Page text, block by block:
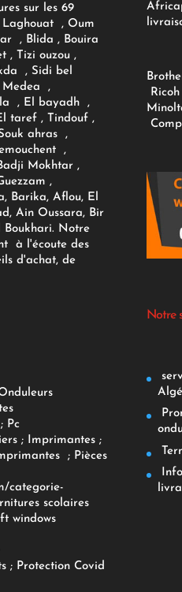
sur les 69
, Oum
, Blida , Bouira
, Tizi ouzou ,
, Sidi bel
Medea ,
, El bayadh ,
taref , Tindouf ,
ahras ,
,
Mokhtar ,
,
Barika, Aflou, El
Ain Oussara, Bir
Notre
à l'écoute des
d'achat, de
; Pc
; Imprimantes;
; Pièces
categorie-
scolaires
windows
; Protection Covid
Ricoh
Notre